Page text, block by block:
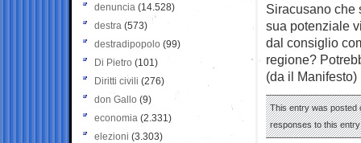
Siracusano che
sua potenziale
dal consiglio
regione?
(da il Manifesto)
This entry was posted
responses to this
denuncia (14.528)
destra (573)
destradipopolo (99)
Di Pietro (101)
Diritti civili (276)
don Gallo (9)
economia (2.331)
elezioni (3.303)